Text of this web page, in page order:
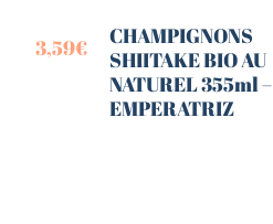
3,59€
CHAMPIGNONS
SHIITAKE BIO AU
NATUREL 355ml –
EMPERATRIZ